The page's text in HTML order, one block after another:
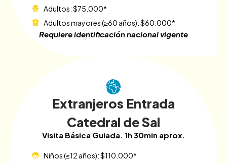
Adultos: $75.000*
Adultos mayores (≥60 años): $60.000*
Requiere identificación nacional vigente
Extranjeros Entrada
Catedral de Sal
Visita Básica Guiada. 1h 30min aprox.
Niños (≤12 años): $110.000*